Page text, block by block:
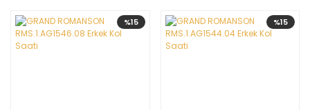
%15 %15